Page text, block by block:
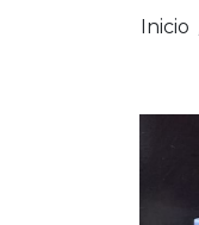
Inicio